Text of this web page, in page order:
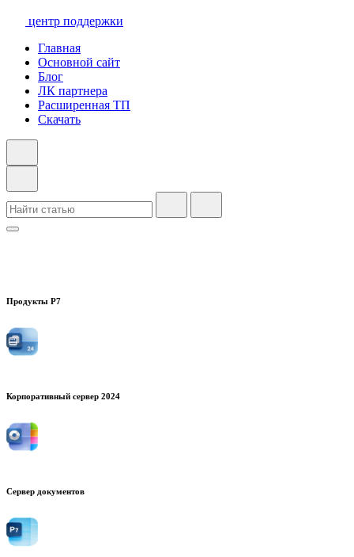
центр поддержки
Главная
Основной сайт
Блог
ЛК партнера
Расширенная ТП
Скачать
Продукты Р7
Корпоративный сервер 2024
Сервер документов